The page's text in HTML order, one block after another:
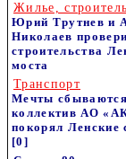
Жилье,
Юрий Трутнев и
Николаев
строительства
моста
Транспорт
Мечты
коллектив АО
покорял Ленские
[0]